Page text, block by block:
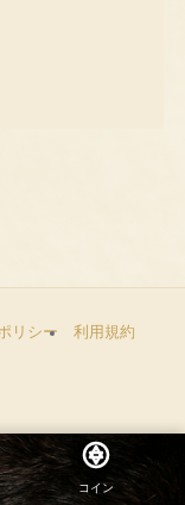
リシー
利用規約
コイン